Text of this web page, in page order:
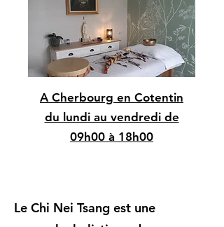
A Cherbourg en Cotentin
du lundi au vendredi de
09h00 à 18h00
Le Chi Nei Tsang est une